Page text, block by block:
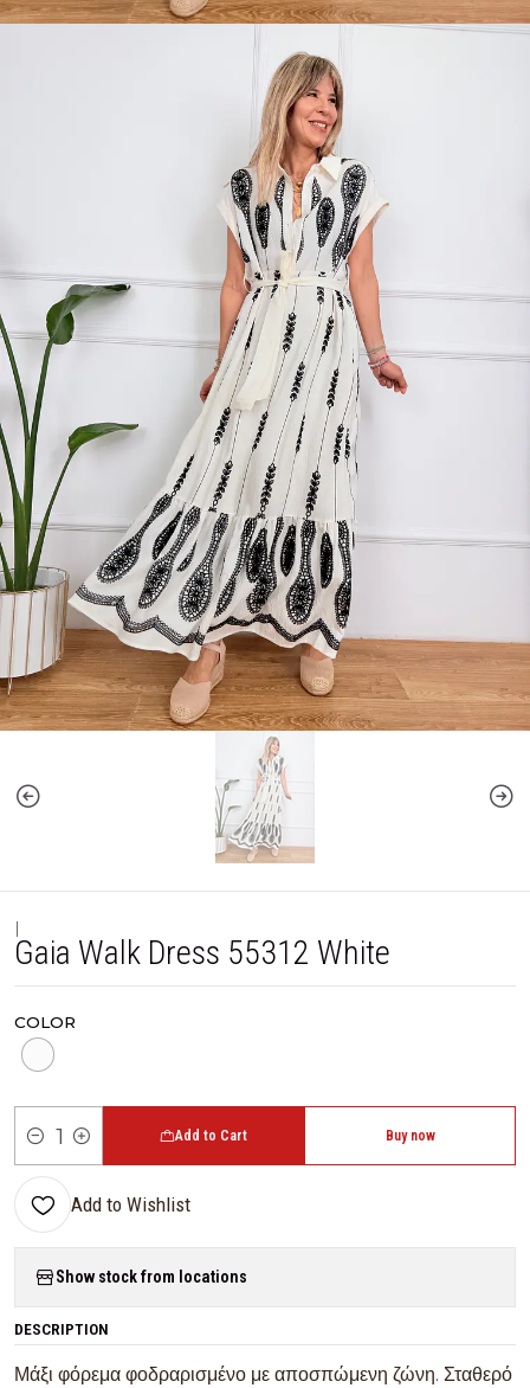
|
Gaia Walk Dress 55312 White
COLOR
Quantity
Add to Cart Buy now
Add to Wishlist
Show stock from locations
DESCRIPTION
Μάξι φόρεμα φοδραρισμένο με αποσπώμενη ζώνη. Σταθερό